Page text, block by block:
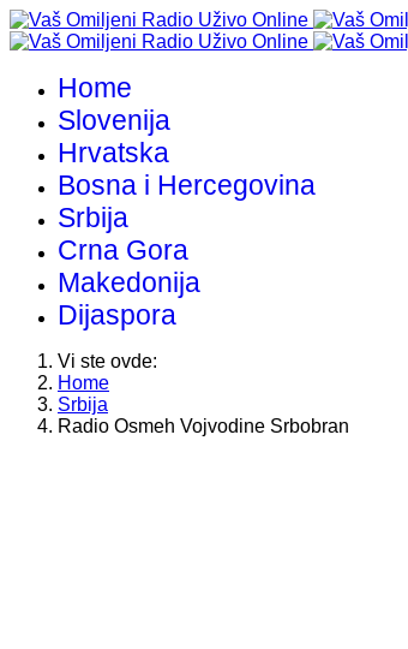
Home
Slovenija
Hrvatska
Bosna i Hercegovina
Srbija
Crna Gora
Makedonija
Dijaspora
Vi ste ovde:
Home
Srbija
Radio Osmeh Vojvodine Srbobran